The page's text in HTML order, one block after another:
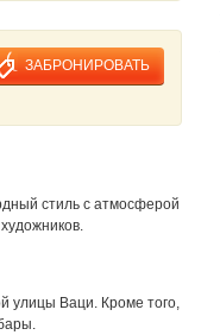
ЗАБРОНИРОВАТЬ
стиль с атмосферой
улицы Ваци. Кроме того,